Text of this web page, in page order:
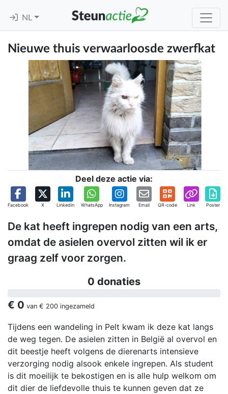
NL
Nieuwe thuis verwaarloosde zwerfkat
Deel deze actie via:
Facebook X Linkedin WhatsApp Instagram Email QR-code Link Poster
De kat heeft ingrepen nodig van een arts,
omdat de asielen overvol zitten wil ik er
graag zelf voor zorgen.
0 donaties
€ 0 van € 200 ingezameld
Tijdens een wandeling in Pelt kwam ik deze kat langs
de weg tegen. De asielen zitten in België al overvol en
dit beestje heeft volgens de dierenarts intensieve
verzorging nodig alsook enkele ingrepen. Als student
is dit moeilijk te bekostigen en is alle hulp welkom om
dit dier de liefdevolle thuis te kunnen geven dat ze